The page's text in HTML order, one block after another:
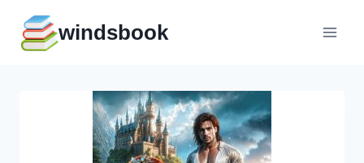
содержимому
windsbook